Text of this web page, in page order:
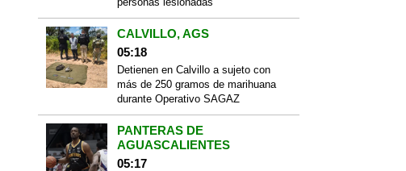
CALVILLO, AGS
05:18
Detienen en Calvillo a sujeto con
más de 250 gramos de marihuana
durante Operativo SAGAZ
PANTERAS DE
AGUASCALIENTES
05:17